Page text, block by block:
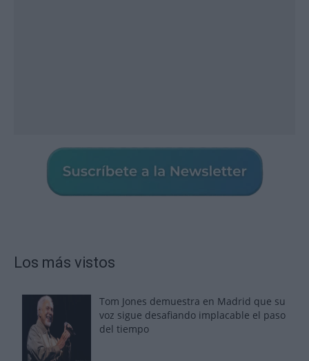
Los más vistos
Tom Jones demuestra en Madrid que su
voz sigue desafiando implacable el paso
del tiempo